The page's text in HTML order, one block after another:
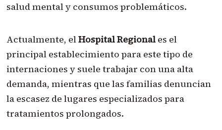
salud mental y consumos problemáticos.
Actualmente, elHospital Regionales el
principal establecimiento para este tipo de
internaciones y suele trabajar con una alta
demanda, mientras que las familias denuncian
la escasez de lugares especializados para
tratamientos prolongados.